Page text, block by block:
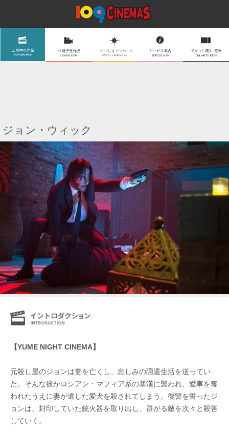
ジョン・ウィック
【YUME NIGHT CINEMA】
元殺し屋のジョンは妻を亡くし、悲しみの隠遁生活を送ってい
た。そんな彼がロシアン・マフィア系の暴漢に襲われ、愛車を奪
われたうえに妻が遺した愛犬を殺されてしまう。復讐を誓ったジ
ョンは、封印していた銃火器を取り出し、群がる敵を次々と殺害
していく。